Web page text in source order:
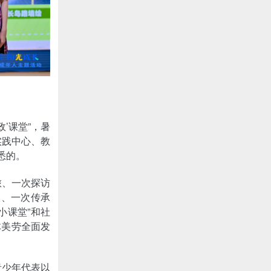
课堂”，暑
中心、教
。
一次探访
一次传承
课堂”和社
劳全面发
年代表以